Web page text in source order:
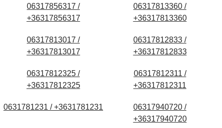
06317856317 /
+36317856317
06317813360 /
+36317813360
06317813017 /
+36317813017
06317812833 /
+36317812833
06317812325 /
+36317812325
06317812311 /
+36317812311
0631781231 / +3631781231
06317940720 /
+36317940720